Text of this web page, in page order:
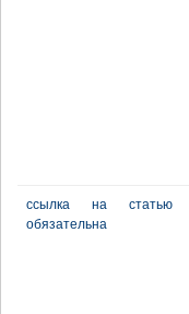
ссылка на статью
обязательна